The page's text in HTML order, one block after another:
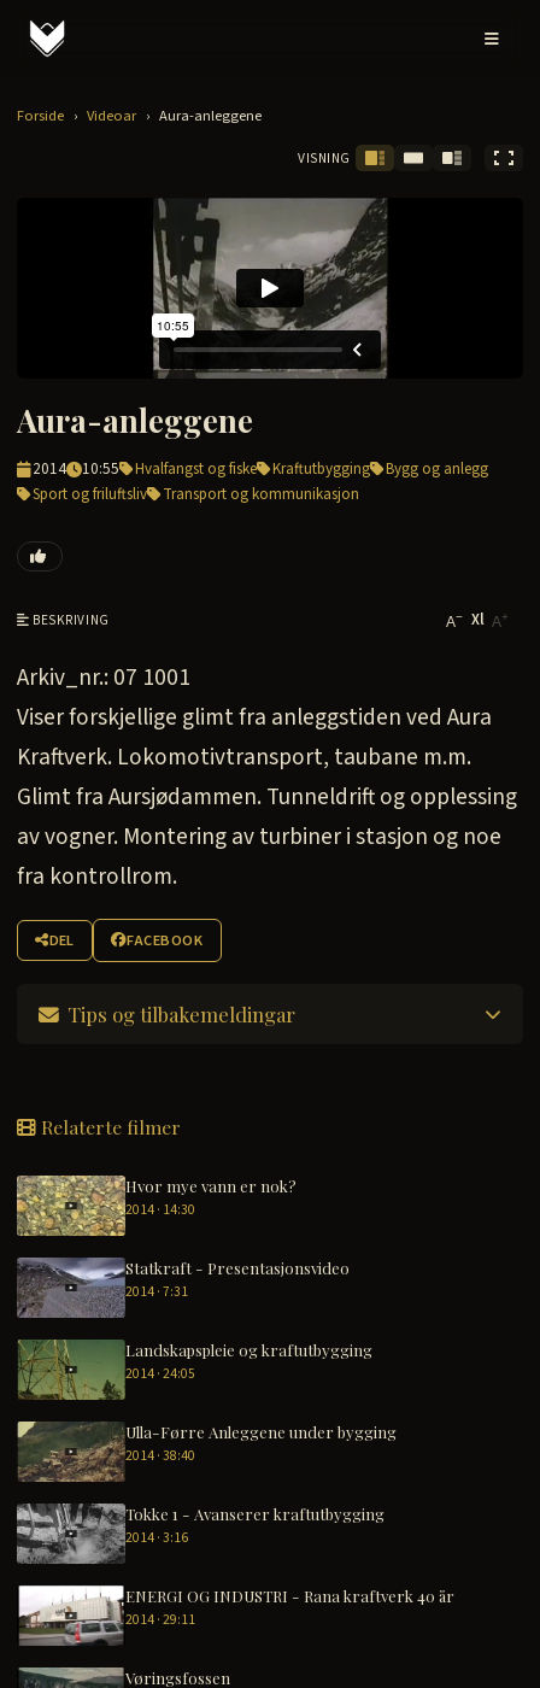
Forside › Videoar › Aura-anleggene
VISNING
Aura-anleggene
2014 10:55 Hvalfangst og fiske Kraftutbygging
Bygg og anlegg
Sport og friluftsliv
Transport og kommunikasjon
BESKRIVING A− Xl A+
Arkiv_nr.: 07 1001
Viser forskjellige glimt fra anleggstiden ved Aura
Kraftverk. Lokomotivtransport, taubane m.m.
Glimt fra Aursjødammen. Tunneldrift og opplessing
av vogner. Montering av turbiner i stasjon og noe
fra kontrollrom.
DEL FACEBOOK
Tips og tilbakemeldingar
Relaterte filmer
Hvor mye vann er nok?
2014 · 14:30
Statkraft - Presentasjonsvideo
2014 · 7:31
Landskapspleie og kraftutbygging
2014 · 24:05
Ulla-Førre Anleggene under bygging
2014 · 38:40
Tokke 1 - Avanserer kraftutbygging
2014 · 3:16
ENERGI OG INDUSTRI - Rana kraftverk 40 år
2014 · 29:11
Vøringsfossen